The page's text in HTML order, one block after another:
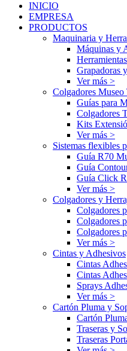
INICIO
EMPRESA
PRODUCTOS
Maquinaria y
Máquinas y
Grapadoras
Ver más >
Colgadores
Guías para
Colgadores
Kits
Ver más >
Sistemas flexibles
Guía R70
Guía
Guía Click
Ver más >
Colgadores y
Colgadores
Colgadores
Colgadores
Ver más >
Cintas y Adhesivos
Cintas
Cintas
Sprays
Ver más >
Cartón Pluma y
Cartón
Traseras y
Traseras